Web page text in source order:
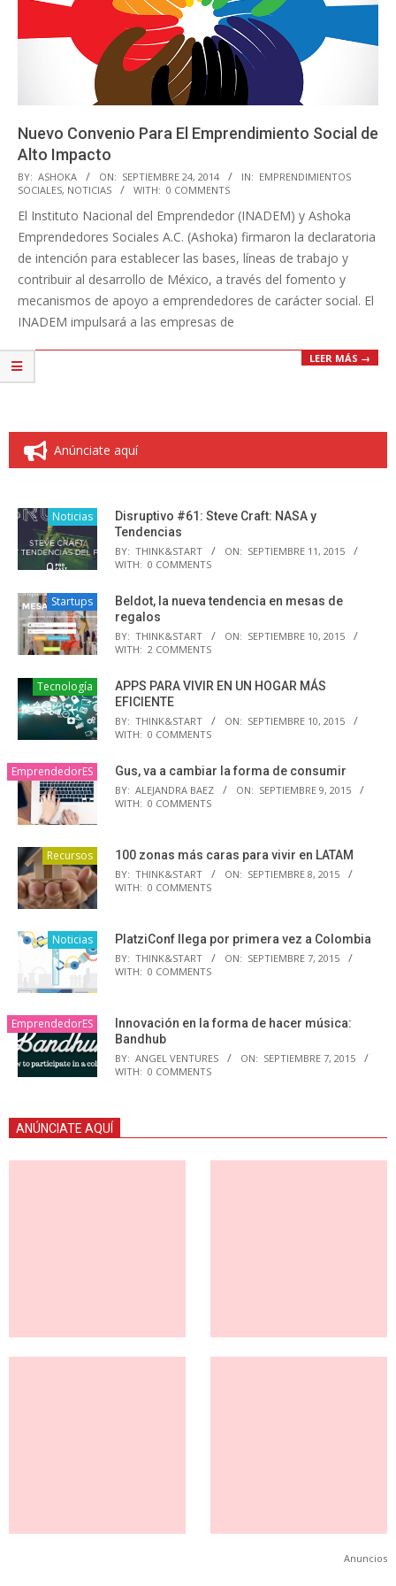
Nuevo Convenio Para El Emprendimiento Social de
Alto Impacto
2014-
09-
24
BY: ASHOKA ON: SEPTIEMBRE 24, 2014 IN: EMPRENDIMIENTOS
SOCIALES, NOTICIAS WITH: 0 COMMENTS
El Instituto Nacional del Emprendedor (INADEM) y Ashoka
Emprendedores Sociales A.C. (Ashoka) firmaron la declaratoria
de intención para establecer las bases, líneas de trabajo y
contribuir al desarrollo de México, a través del fomento y
mecanismos de apoyo a emprendedores de carácter social. El
INADEM impulsará a las empresas de
LEER MÁS →
Anúnciate aquí
Noticias
Disruptivo #61: Steve Craft: NASA y
Tendencias
BY: THINK&START ON: SEPTIEMBRE 11, 2015
WITH: 0 COMMENTS
Startups
Beldot, la nueva tendencia en mesas de
regalos
BY: THINK&START ON: SEPTIEMBRE 10, 2015
WITH: 2 COMMENTS
Tecnología
APPS PARA VIVIR EN UN HOGAR MÁS
EFICIENTE
BY: THINK&START ON: SEPTIEMBRE 10, 2015
WITH: 0 COMMENTS
EmprendedorES Gus, va a cambiar la forma de consumir
BY: ALEJANDRA BAEZ ON: SEPTIEMBRE 9, 2015
WITH: 0 COMMENTS
Recursos 100 zonas más caras para vivir en LATAM
BY: THINK&START ON: SEPTIEMBRE 8, 2015
WITH: 0 COMMENTS
Noticias PlatziConf llega por primera vez a Colombia
BY: THINK&START ON: SEPTIEMBRE 7, 2015
WITH: 0 COMMENTS
EmprendedorES
Innovación en la forma de hacer música:
Bandhub
BY: ANGEL VENTURES ON: SEPTIEMBRE 7, 2015
WITH: 0 COMMENTS
ANÚNCIATE AQUÍ
Anuncios